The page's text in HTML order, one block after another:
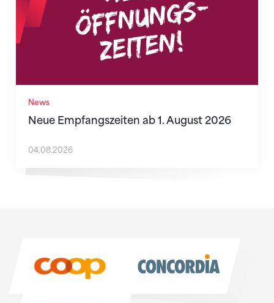
News
Neue Empfangszeiten ab 1. August 2026
04.08.2026